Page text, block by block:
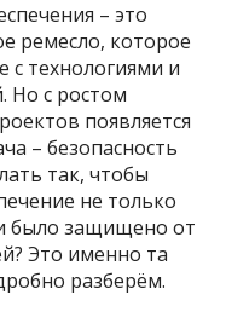
– это
ремесло, которое
с технологиями и
Но с ростом
появляется
– безопасность
так, чтобы
не только
было защищено от
Это именно та
разберём.